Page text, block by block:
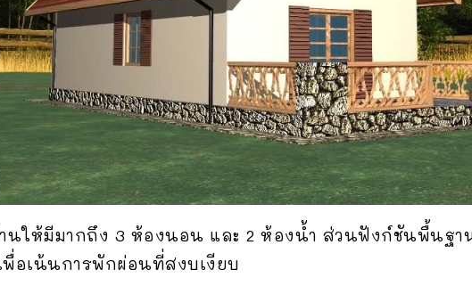
ให้มีมากถึง 3 ห้องนอน และ 2 ห้องน้ำ ส่วนฟังก์ชันพื้นฐา
อเน้นการพักผ่อนที่สงบเงียบ